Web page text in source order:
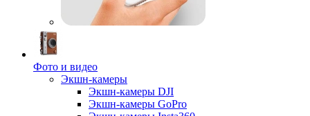
Фото и видео
Экшн-камеры
Экшн-камеры DJI
Экшн-камеры GoPro